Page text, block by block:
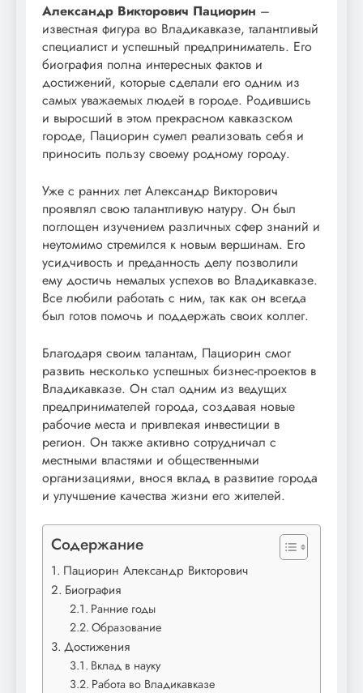
Александр Викторович Пациорин –
известная фигура во Владикавказе, талантливый
специалист и успешный предприниматель. Его
биография полна интересных фактов и
достижений, которые сделали его одним из
самых уважаемых людей в городе. Родившись
и выросший в этом прекрасном кавказском
городе, Пациорин сумел реализовать себя и
приносить пользу своему родному городу.
Уже с ранних лет Александр Викторович
проявлял свою талантливую натуру. Он был
поглощен изучением различных сфер знаний и
неутомимо стремился к новым вершинам. Его
усидчивость и преданность делу позволили
ему достичь немалых успехов во Владикавказе.
Все любили работать с ним, так как он всегда
был готов помочь и поддержать своих коллег.
Благодаря своим талантам, Пациорин смог
развить несколько успешных бизнес-проектов в
Владикавказе. Он стал одним из ведущих
предпринимателей города, создавая новые
рабочие места и привлекая инвестиции в
регион. Он также активно сотрудничал с
местными властями и общественными
организациями, внося вклад в развитие города
и улучшение качества жизни его жителей.
Содержание
Пациорин Александр Викторович
Биография
Ранние годы
Образование
Достижения
Вклад в науку
Работа во Владикавказе